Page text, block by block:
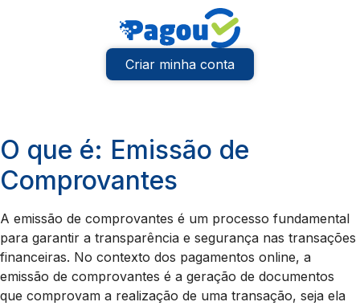
Criar minha conta
O que é: Emissão de
Comprovantes
A emissão de comprovantes é um processo fundamental
para garantir a transparência e segurança nas transações
financeiras. No contexto dos pagamentos online, a
emissão de comprovantes é a geração de documentos
que comprovam a realização de uma transação, seja ela